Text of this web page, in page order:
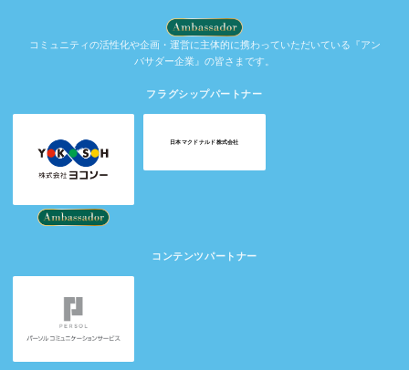
コミュニティの活性化や企画・運営に主体的に携わっていただいている『アン
バサダー企業』の皆さまです。
フラグシップパートナー
日本マクドナルド株式会社
コンテンツパートナー